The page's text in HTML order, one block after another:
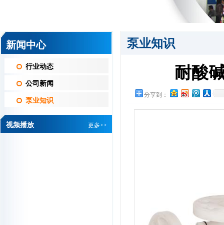
新闻中心
行业动态
公司新闻
泵业知识
更多>>
视频播放
维信机械设备有限公司 黄总
备的厂家，从我司
开厂以来，一直都是...
泵业知识
耐酸
分享到：